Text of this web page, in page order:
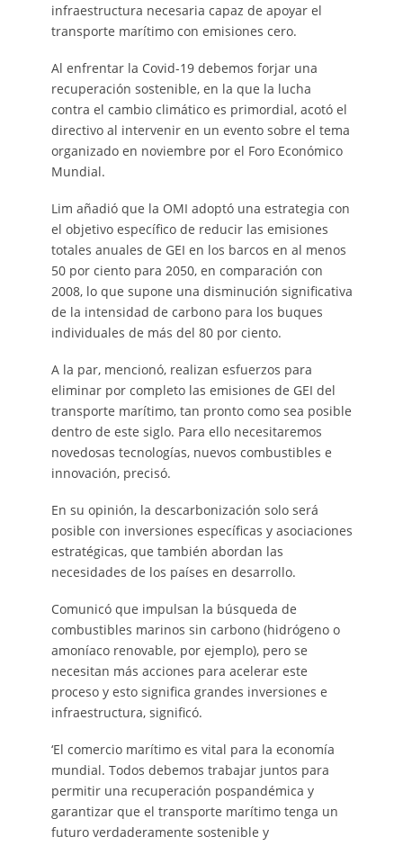
infraestructura necesaria capaz de apoyar el
transporte marítimo con emisiones cero.
Al enfrentar la Covid-19 debemos forjar una
recuperación sostenible, en la que la lucha
contra el cambio climático es primordial, acotó el
directivo al intervenir en un evento sobre el tema
organizado en noviembre por el Foro Económico
Mundial.
Lim añadió que la OMI adoptó una estrategia con
el objetivo específico de reducir las emisiones
totales anuales de GEI en los barcos en al menos
50 por ciento para 2050, en comparación con
2008, lo que supone una disminución significativa
de la intensidad de carbono para los buques
individuales de más del 80 por ciento.
A la par, mencionó, realizan esfuerzos para
eliminar por completo las emisiones de GEI del
transporte marítimo, tan pronto como sea posible
dentro de este siglo. Para ello necesitaremos
novedosas tecnologías, nuevos combustibles e
innovación, precisó.
En su opinión, la descarbonización solo será
posible con inversiones específicas y asociaciones
estratégicas, que también abordan las
necesidades de los países en desarrollo.
Comunicó que impulsan la búsqueda de
combustibles marinos sin carbono (hidrógeno o
amoníaco renovable, por ejemplo), pero se
necesitan más acciones para acelerar este
proceso y esto significa grandes inversiones e
infraestructura, significó.
‘El comercio marítimo es vital para la economía
mundial. Todos debemos trabajar juntos para
permitir una recuperación pospandémica y
garantizar que el transporte marítimo tenga un
futuro verdaderamente sostenible y